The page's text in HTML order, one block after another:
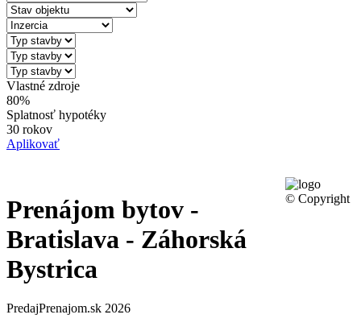
Vlastné zdroje
80%
Splatnosť hypotéky
30 rokov
Aplikovať
Prenájom bytov -
Bratislava - Záhorská
Bystrica
© Copyright
PredajPrenajom.sk 2026